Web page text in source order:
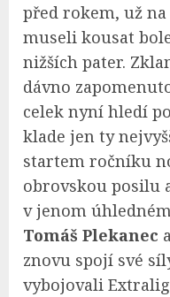
před rokem, už na
museli kousat
nižších pater.
dávno
celek nyní hledí
klade jen ty
startem ročníku
obrovskou posilu
v jenom
Tomáš Plekanec
znovu spojí své
vybojovali